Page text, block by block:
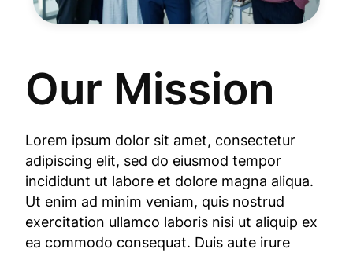
Our Mission
Lorem ipsum dolor sit amet, consectetur
adipiscing elit, sed do eiusmod tempor
incididunt ut labore et dolore magna aliqua.
Ut enim ad minim veniam, quis nostrud
exercitation ullamco laboris nisi ut aliquip ex
ea commodo consequat. Duis aute irure